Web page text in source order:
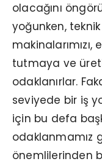
olacağını
yoğunken,
makinalarımızı,
tutmaya ve
odaklanırlar.
seviyede bir iş
için bu defa
odaklanmamız
önemlilerinden